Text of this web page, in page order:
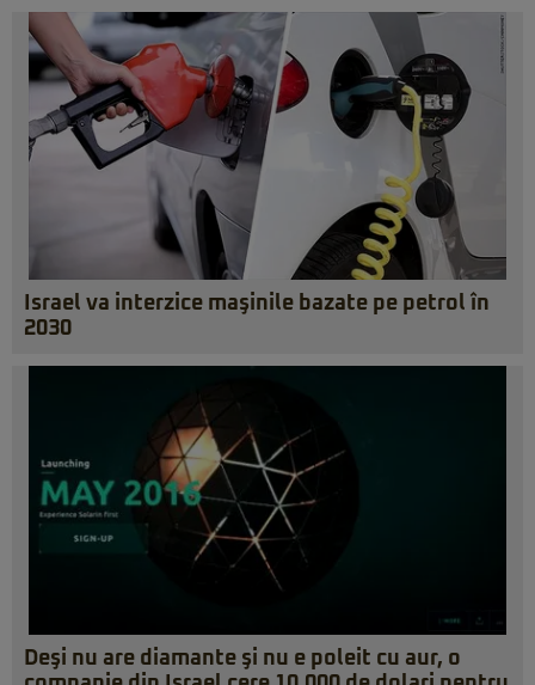
Israel va interzice maşinile bazate pe petrol în
2030
Deşi nu are diamante şi nu e poleit cu aur, o